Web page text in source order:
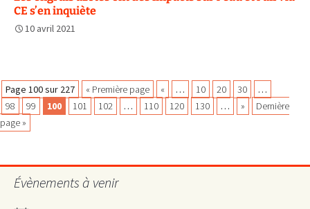
CE s’en inquiète
10 avril 2021
Navigation
des
articles
Page 100 sur 227 « Première page « … 10 20 30
…
98
99 100 101 102 … 110 120 130 … »
Dernière
page »
Évènements à venir